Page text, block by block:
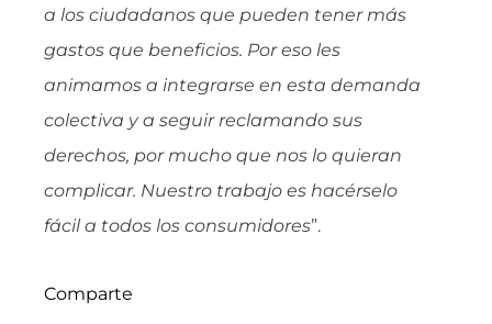
a los ciudadanos que pueden tener más
gastos que beneficios. Por eso les
animamos a integrarse en esta demanda
colectiva y a seguir reclamando sus
derechos, por mucho que nos lo quieran
complicar. Nuestro trabajo es hacérselo
fácil a todos los consumidores”.
Comparte